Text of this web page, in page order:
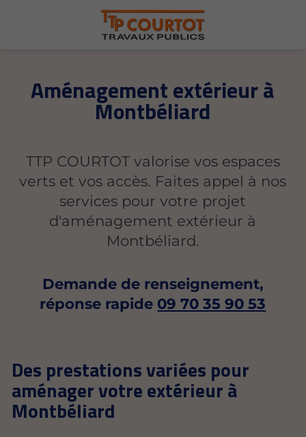
Aménagement extérieur à
Montbéliard
TTP COURTOT valorise vos espaces
verts et vos accès. Faites appel à nos
services pour votre projet
d'aménagement extérieur à
Montbéliard.
Demande de renseignement,
réponse rapide 09 70 35 90 53
Des prestations variées pour
aménager votre extérieur à
Montbéliard